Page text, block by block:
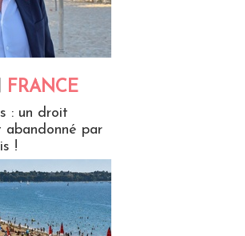
FRANCE
: un droit
abandonné par
!